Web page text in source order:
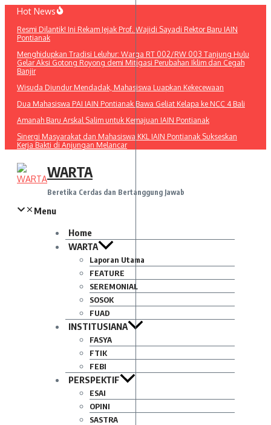
Lewati
konten
Hot News
Resmi Dilantik! Ini Rekam Jejak Prof. Wajidi Sayadi Rektor Baru IAIN
Pontianak
Menghidupkan Tradisi Leluhur: Warga RT 002/RW 003 Tanjung Hulu
Gelar Aksi Gotong Royong demi Mitigasi Perubahan Iklim dan Cegah
Banjir
Wisuda Diundur Mendadak, Mahasiswa Luapkan Kekecewaan
Dua Mahasiswa PAI IAIN Pontianak Bawa Geliat Kelapa ke NCC 4 Bali
Amanah Baru Arskal Salim untuk Kemajuan IAIN Pontianak
Sinergi Masyarakat dan Mahasiswa KKL IAIN Pontianak Sukseskan
Kerja Bakti di Anjungan Melancar
WARTA
Beretika Cerdas dan Bertanggung Jawab
Menu
Home
WARTA
Laporan Utama
FEATURE
SEREMONIAL
SOSOK
FUAD
INSTITUSIANA
FASYA
FTIK
FEBI
PERSPEKTIF
ESAI
OPINI
SASTRA